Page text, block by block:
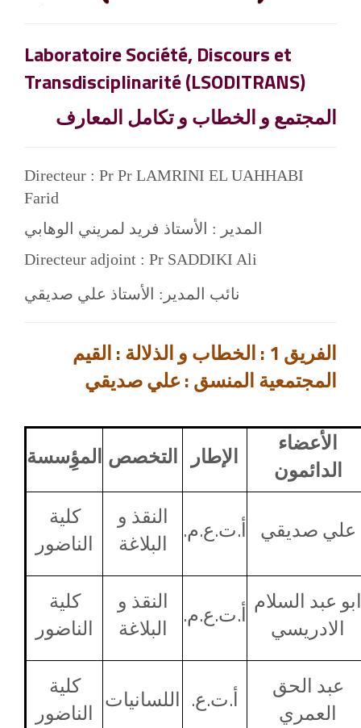
Laboratoire Société, Discours et
Transdisciplinarité (LSODITRANS)
المجتمع و الخطاب و تكامل المعارف
Directeur : Pr Pr LAMRINI EL UAHHABI
Farid
المدير : الأستاذ فريد لمريني الوهابي
Directeur adjoint : Pr SADDIKI Ali
نائب المدير: الأستاذ علي صديقي
الفريق 1 : الخطاب و الذلالة : القيم
المجتمعية المنسق : علي صديقي
المؤِسسة التخصص الإطار
الأعضاء
الدائمون
كلية
الناضور
النقذ و
البلاغة
أ.ت.ع.م. علي صديقي
كلية
الناضور
النقذ و
البلاغة
أ.ت.ع.م. ابو عبد السلام
الادريسي
كلية
الناضور اللسانيات أ.ت.ع.
عبد الحق
العمري